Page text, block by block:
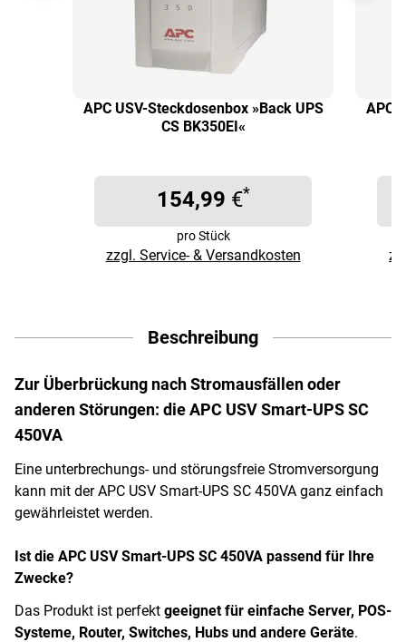
APC USV-Steckdosenbox »Back UPS
CS BK350EI«
154,99 €*
pro Stück
zzgl. Service- & Versandkosten
APC
Beschreibung
Zur Überbrückung nach Stromausfällen oder
anderen Störungen: die APC USV Smart-UPS SC
450VA
Eine unterbrechungs- und störungsfreie Stromversorgung
kann mit der APC USV Smart-UPS SC 450VA ganz einfach
gewährleistet werden.
Ist die APC USV Smart-UPS SC 450VA passend für Ihre
Zwecke?
Das Produkt ist perfekt geeignet für einfache Server, POS-
Systeme, Router, Switches, Hubs und andere Geräte.